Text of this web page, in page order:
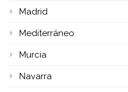
Madrid
Mediterráneo
Murcia
Navarra